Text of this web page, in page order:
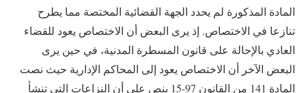
المادة المذكورة لم يحدد الجهة القضائية المختصة مما يطرح
تنازعا في الاختصاص. إذ يرى البعض أن الاختصاص يعود للقضاء
العادي بالإحالة على قانون المسطرة المدنية، في حين يرى
البعض الآخر أن الاختصاص يعود إلى المحاكم الإدارية حيث نصت
المادة 141 من القانون 97-15 ينص على أن النزاعات التي تنشأ